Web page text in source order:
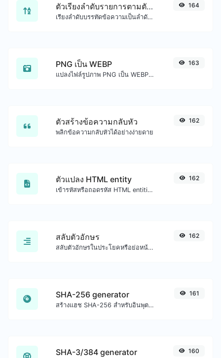
ตัวเรียงลำดับรายการตามตัวอักษร
เรียงลำดับบรรทัดข้อความเป็นลำดับตัวอักษร (A-Z หรือ Z-A) ได้อย่างง่ายดาย
164
PNG เป็น WEBP
แปลงไฟล์รูปภาพ PNG เป็น WEBP ได้อย่างง่ายดาย
163
ตัวสร้างข้อความกลับหัว
พลิกข้อความกลับหัวได้อย่างง่ายดาย
162
ตัวแปลง HTML entity
เข้ารหัสหรือถอดรหัส HTML entities สำหรับอินพุตที่กำหนด
162
สลับตัวอักษร
สลับตัวอักษรในประโยคหรือย่อหน้าที่กำหนดได้อย่างง่ายดาย
162
SHA-256 generator
สร้างแฮช SHA-256 สำหรับอินพุตสตริงใดๆ
161
SHA-3/384 generator 160